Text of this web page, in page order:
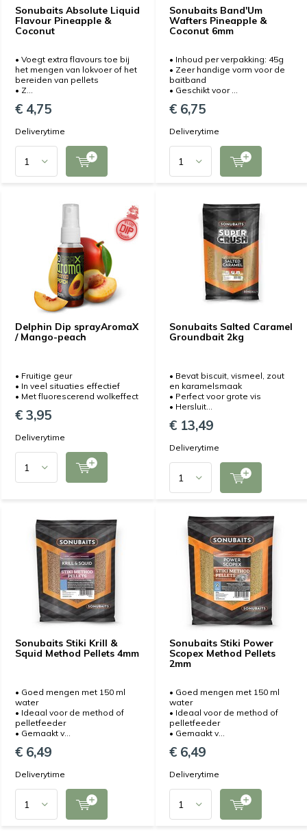
Sonubaits Absolute Liquid
Flavour Pineapple &
Coconut
• Voegt extra flavours toe bij
het mengen van lokvoer of het
bereiden van pellets
• Z...
€ 4,75
Deliverytime
Sonubaits Band'Um
Wafters Pineapple &
Coconut 6mm
• Inhoud per verpakking: 45g
• Zeer handige vorm voor de
baitband
• Geschikt voor ...
€ 6,75
Deliverytime
Delphin Dip sprayAromaX
/ Mango-peach
• Fruitige geur
• In veel situaties effectief
• Met fluorescerend wolkeffect
€ 3,95
Deliverytime
Sonubaits Salted Caramel
Groundbait 2kg
• Bevat biscuit, vismeel, zout
en karamelsmaak
• Perfect voor grote vis
• Hersluit...
€ 13,49
Deliverytime
Sonubaits Stiki Krill &
Squid Method Pellets 4mm
• Goed mengen met 150 ml
water
• Ideaal voor de method of
pelletfeeder
• Gemaakt v...
€ 6,49
Deliverytime
Sonubaits Stiki Power
Scopex Method Pellets
2mm
• Goed mengen met 150 ml
water
• Ideaal voor de method of
pelletfeeder
• Gemaakt v...
€ 6,49
Deliverytime